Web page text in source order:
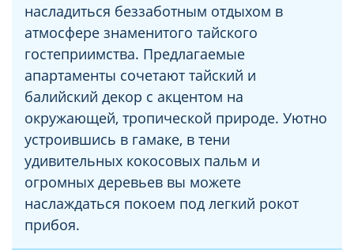
насладиться беззаботным отдыхом в
атмосфере знаменитого тайского
гостеприимства. Предлагаемые
апартаменты сочетают тайский и
балийский декор с акцентом на
окружающей, тропической природе. Уютно
устроившись в гамаке, в тени
удивительных кокосовых пальм и
огромных деревьев вы можете
наслаждаться покоем под легкий рокот
прибоя.